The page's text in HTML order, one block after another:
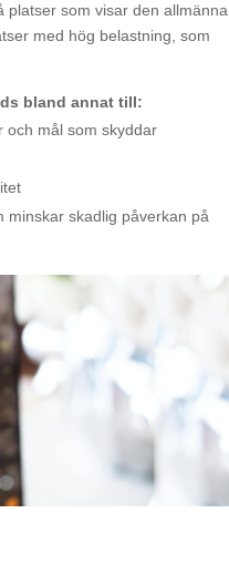
platser som visar den allmänna
med hög belastning, som
bland annat till:
och mål som skyddar
minskar skadlig påverkan på